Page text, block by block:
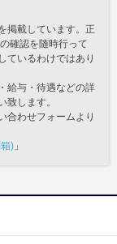
掲載しています。正
確認を随時行って
ているわけではあり
給与・待遇などの詳
します。
合わせフォームより
) 」